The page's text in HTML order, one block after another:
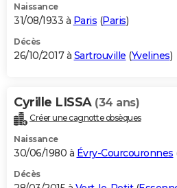
Naissance
31/08/1933 à Paris (Paris)
Décès
26/10/2017 à Sartrouville (Yvelines)
Cyrille LISSA (34 ans)
Créer une cagnotte obsèques
Naissance
30/06/1980 à Évry-Courcouronnes
Décès